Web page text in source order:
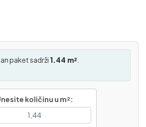
paket sadrži 1.44 m²
količinu u m²: